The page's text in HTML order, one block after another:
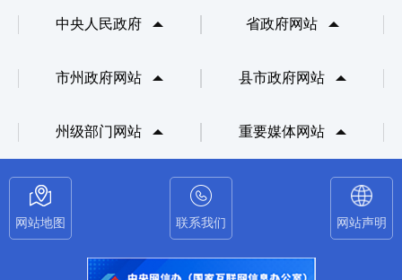
中央人民政府 省政府网站
市州政府网站 县市政府网站
州级部门网站 重要媒体网站
网站地图 联系我们 网站声明